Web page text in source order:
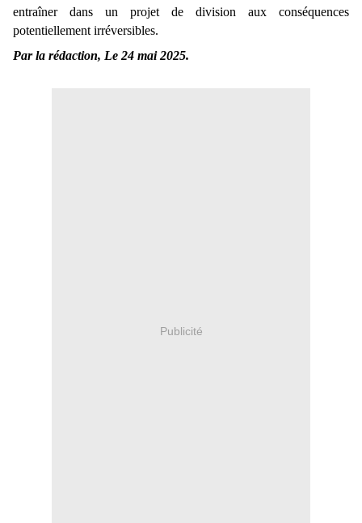
entraîner dans un projet de division aux conséquences
potentiellement irréversibles.
Par la rédaction, Le 24 mai 2025.
Publicité